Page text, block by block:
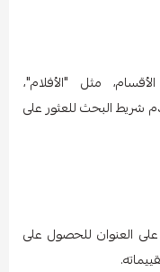
مثل "الأفلام"،
شريط البحث للعثور على
العنوان للحصول على